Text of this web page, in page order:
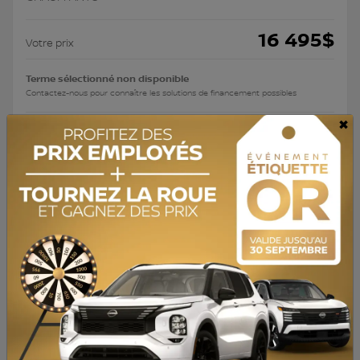
Votre prix 16 495$
Terme sélectionné non disponible
Contactez-nous pour connaître les solutions de financement possibles
Automatique 65 238 km
Preapprobation disponible
Valeur d'échange instantanée
Confirmer la disponibilité
×